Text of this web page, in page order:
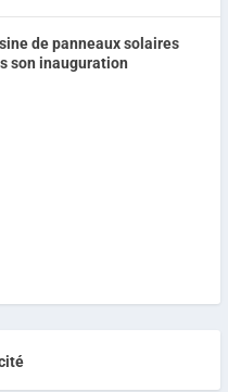
de panneaux solaires
son inauguration